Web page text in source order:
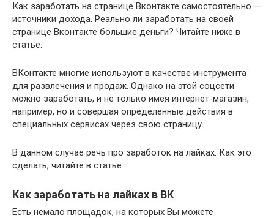
Как заработать на странице Вконтакте самостоятельно —
источники дохода. Реально ли заработать на своей
странице Вконтакте большие деньги? Читайте ниже в
статье.
ВКонтакте многие используют в качестве инструмента
для развлечения и продаж. Однако на этой соцсети
можно заработать, и не только имея интернет-магазин,
например, но и совершая определенные действия в
специальных сервисах через свою страницу.
В данном случае речь про заработок на лайках. Как это
сделать, читайте в статье.
Как заработать на лайках в ВК
Есть немало площадок, на которых Вы можете